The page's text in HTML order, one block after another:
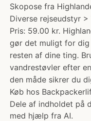
Skopose fra
Diverse rejseudstyr
Pris: 59.00 kr.
gør det muligt for
resten af dine ting.
vandrestøvler efter
den måde sikrer du
Køb hos
Dele af indholdet på
med hjælp fra AI.